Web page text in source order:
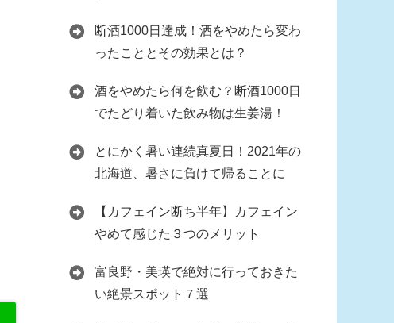
断酒1000日達成！酒をやめたら変わ
ったこととその効果とは？
酒をやめたら何を飲む？断酒1000日
でたどり着いた飲み物は生姜湯！
とにかく暑い連続真夏日！2021年の
北海道、暑さに負けて帰ることに
【カフェイン断ち半年】カフェイン
やめて感じた３つのメリット
富良野・美瑛で絶対に行っておきた
い絶景スポット７選